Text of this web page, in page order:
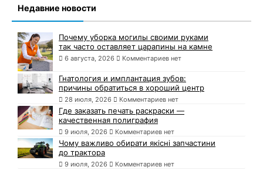
Недавние новости
Почему уборка могилы своими руками
так часто оставляет царапины на камне
6 августа, 2026 Комментариев нет
Гнатология и имплантация зубов:
причины обратиться в хороший центр
28 июля, 2026 Комментариев нет
Где заказать печать раскраски —
качественная полиграфия
9 июля, 2026 Комментариев нет
Чому важливо обирати якісні запчастини
до трактора
9 июля, 2026 Комментариев нет